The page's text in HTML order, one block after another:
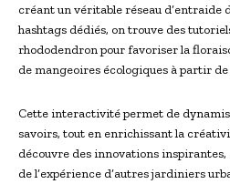
créant un véritable réseau d’entraide
hashtags dédiés, on trouve des
rhododendron pour favoriser la
de mangeoires écologiques à partir
Cette interactivité permet de
savoirs, tout en enrichissant la
découvre des innovations
de l’expérience d’autres jardiniers